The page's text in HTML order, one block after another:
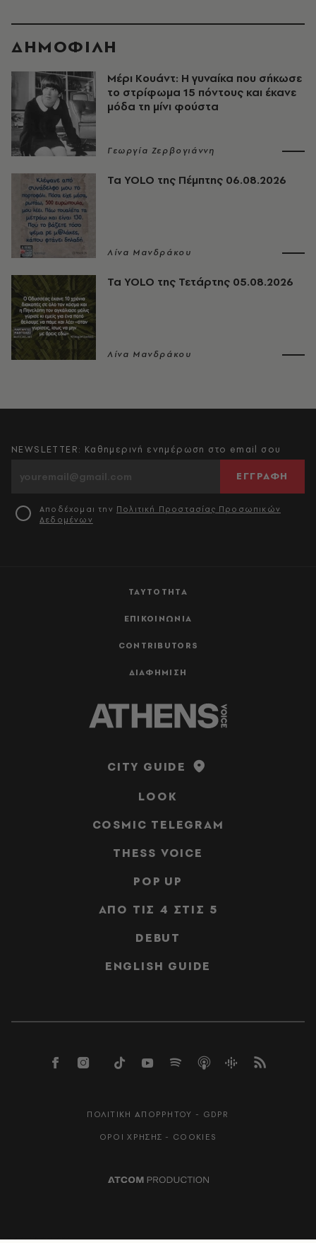
ΔΗΜΟΦΙΛΗ
Μέρι Κουάντ: Η γυναίκα που σήκωσε
το στρίφωμα 15 πόντους και έκανε
μόδα τη μίνι φούστα
Γεωργία Ζερβογιάννη
Τα YOLO της Πέμπτης 06.08.2026
Λίνα Μανδράκου
Τα YOLO της Τετάρτης 05.08.2026
Λίνα Μανδράκου
ΤΑΥΤΟΤΗΤΑ
ΕΠΙΚΟΙΝΩΝΙΑ
CONTRIBUTORS
ΔΙΑΦΗΜΙΣΗ
NEWSLETTER: Καθημερινή ενημέρωση στο email σου
ΕΓΓΡΑΦΗ
Αποδέχομαι την Πολιτική Προστασίας Προσωπικών
Δεδομένων
CITY GUIDE
LOOK
COSMIC TELEGRAM
THESS VOICE
POP UP
ΑΠΟ ΤΙΣ 4 ΣΤΙΣ 5
DEBUT
ENGLISH GUIDE
ΠΟΛΙΤΙΚΗ ΑΠΟΡΡΗΤΟΥ - GDPR
ΟΡΟΙ ΧΡΗΣΗΣ - COOKIES